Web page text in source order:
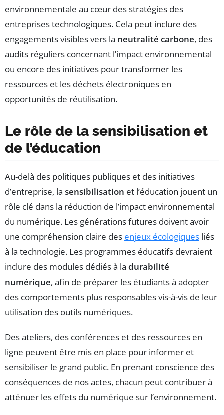
environnementale au cœur des stratégies des
entreprises technologiques. Cela peut inclure des
engagements visibles vers la neutralité carbone, des
audits réguliers concernant l’impact environnemental
ou encore des initiatives pour transformer les
ressources et les déchets électroniques en
opportunités de réutilisation.
Le rôle de la sensibilisation et
de l’éducation
Au-delà des politiques publiques et des initiatives
d’entreprise, la sensibilisation et l’éducation jouent un
rôle clé dans la réduction de l’impact environnemental
du numérique. Les générations futures doivent avoir
une compréhension claire des enjeux écologiques liés
à la technologie. Les programmes éducatifs devraient
inclure des modules dédiés à la durabilité
numérique, afin de préparer les étudiants à adopter
des comportements plus responsables vis-à-vis de leur
utilisation des outils numériques.
Des ateliers, des conférences et des ressources en
ligne peuvent être mis en place pour informer et
sensibiliser le grand public. En prenant conscience des
conséquences de nos actes, chacun peut contribuer à
atténuer les effets du numérique sur l’environnement.